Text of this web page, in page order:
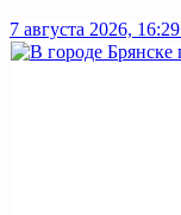
7 августа 2026, 16:29